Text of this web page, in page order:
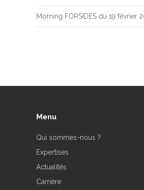
Morning FORSIDES du 19 février
Menu
Qui sommes-nous ?
Expertises
Actualités
Carrière